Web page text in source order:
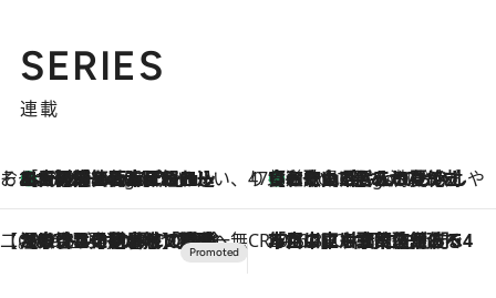
SERIES
連載
そおだよおこの関西おいしい、おやつ紀行6 Hours Ago
［大阪府箕面市］一皿一皿目の前で仕上げられる、料理を巧みに組み込んだアシェットデセールコース「ミチル アシェット デセール（Michiru assiette dessert）」 47都道府県の手みやげ ひんやりスイーツで夏を満喫
6 Hours Ago
【和歌山県】この夏絶対食べたい 冷やしておいしいおやつ3選 みかんがごろっと丸ごと入ったジュレ
【CREA×星野リゾート】唯一無二。癒しと発見が待つ場所へ
2026.8.7
【トンボの足水浴】ヒノキの香りに包まれて涼感マックス！約13℃の湧水かけ流しを避暑地「星野温泉 トンボの湯」で体験 CREA'S CHOICE
2026.8.7
「立川にも歌舞伎があるんだよ」 片岡仁左衛門・市川中車ら豪華座組みで4年目の立川立飛歌舞伎へ